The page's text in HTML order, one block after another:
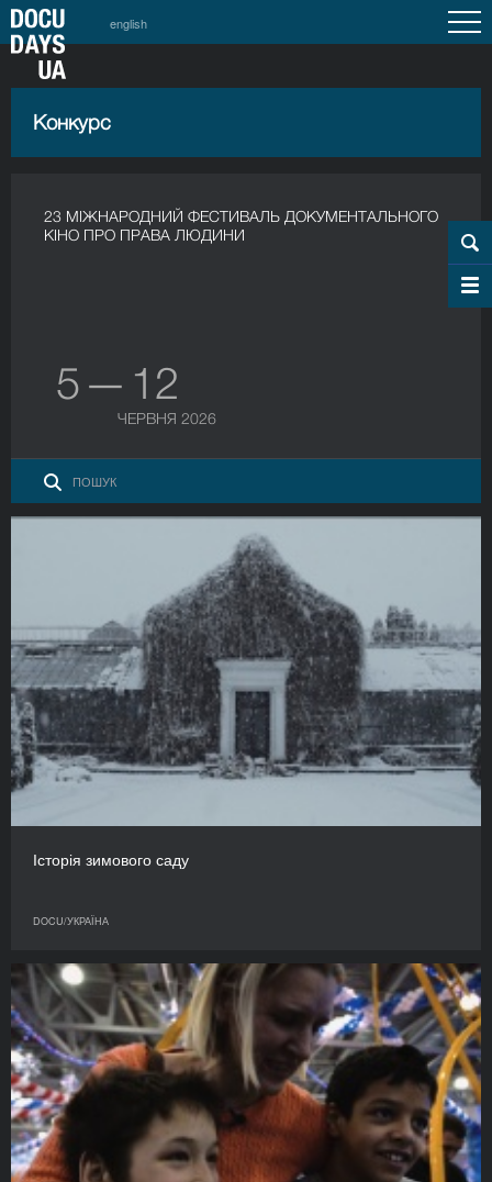
english
Конкурс
23 МІЖНАРОДНИЙ ФЕСТИВАЛЬ ДОКУМЕНТАЛЬНОГО
КІНО ПРО ПРАВА ЛЮДИНИ
5 — 12
ЧЕРВНЯ 2026
Історія зимового саду
DOCU/УКРАЇНА